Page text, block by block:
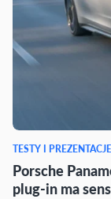
TESTY I PREZENTACJE
Porsche
plug-in ma